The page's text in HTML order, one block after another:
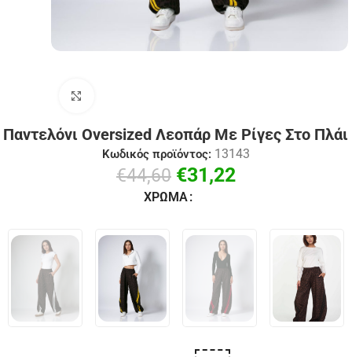
Παντελόνι Οversized Λεοπάρ Με Ρίγες Στο Πλάι
Κωδικός προϊόντος: 13143
€44,60 €31,22
ΧΡΏΜΑ